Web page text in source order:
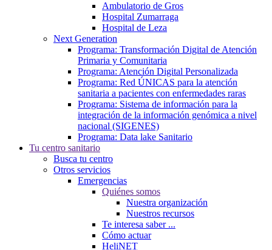
Ambulatorio de Gros
Hospital Zumarraga
Hospital de Leza
Next Generation
Programa: Transformación Digital de Atención
Primaria y Comunitaria
Programa: Atención Digital Personalizada
Programa: Red ÚNICAS para la atención
sanitaria a pacientes con enfermedades raras
Programa: Sistema de información para la
integración de la información genómica a nivel
nacional (SIGENES)
Programa: Data lake Sanitario
Tu centro sanitario
Busca tu centro
Otros servicios
Emergencias
Quiénes somos
Nuestra organización
Nuestros recursos
Te interesa saber ...
Cómo actuar
HeliNET